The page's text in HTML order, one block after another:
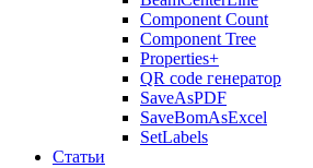
Component Count
Component Tree
Properties+
QR code генератор
SaveAsPDF
SaveBomAsExcel
SetLabels
Статьи